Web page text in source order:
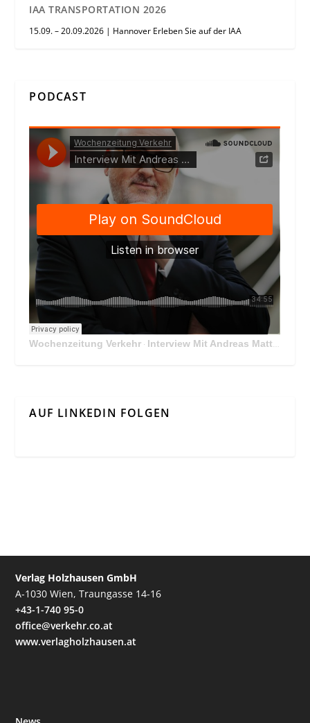
IAA TRANSPORTATION 2026
15.09. – 20.09.2026 | Hannover Erleben Sie auf der IAA
PODCAST
Wochenzeitung Verkehr · Interview Mit Andreas Matthä, CEO der ÖBB Holding
AUF LINKEDIN FOLGEN
Verlag Holzhausen GmbH
A-1030 Wien, Traungasse 14-16
+43-1-740 95-0
office@verkehr.co.at
www.verlagholzhausen.at